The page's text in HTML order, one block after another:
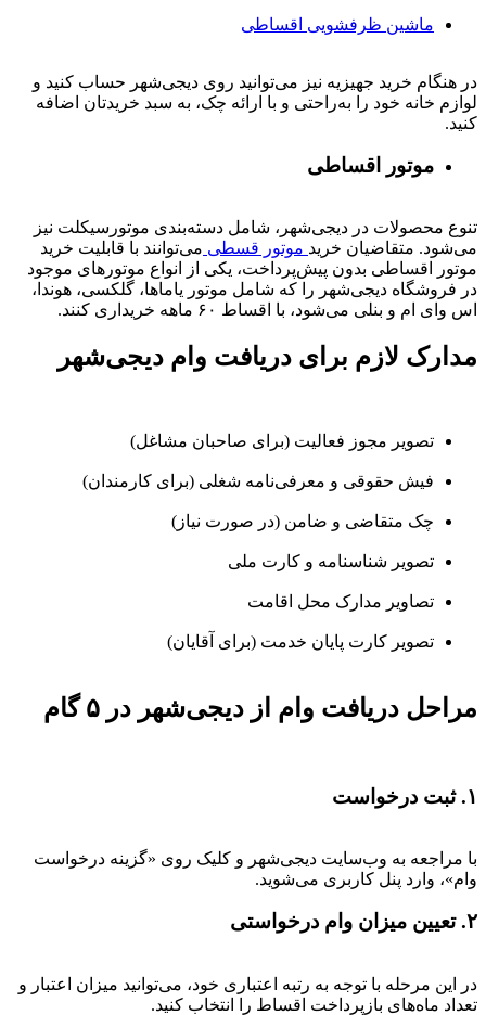
ماشین ظرفشویی اقساطی
در هنگام خرید جهیزیه نیز می‌توانید روی دیجی‌شهر حساب کنید و
لوازم خانه خود را به‌راحتی و با ارائه چک، به سبد خریدتان اضافه
کنید.
موتور اقساطی
تنوع محصولات در دیجی‌شهر، شامل دسته‌بندی موتورسیکلت نیز
می‌شود. متقاضیان خرید موتور قسطی می‌توانند با قابلیت خرید
موتور اقساطی بدون پیش‌پرداخت، یکی از انواع موتورهای موجود
در فروشگاه دیجی‌شهر را که شامل موتور یاماها، گلکسی، هوندا،
اس وای ام و بنلی می‌شود، با اقساط ۶۰ ماهه خریداری کنند.
مدارک لازم برای دریافت وام دیجی‌شهر
تصویر مجوز فعالیت (برای صاحبان مشاغل)
فیش حقوقی و معرفی‌نامه شغلی (برای کارمندان)
چک متقاضی و ضامن (در صورت نیاز)
تصویر شناسنامه و کارت ملی
تصاویر مدارک محل اقامت
تصویر کارت پایان خدمت (برای آقایان)
مراحل دریافت وام از دیجی‌شهر در ۵ گام
۱. ثبت درخواست
با مراجعه به وب‌سایت دیجی‌شهر و کلیک روی «گزینه درخواست
وام»، وارد پنل کاربری می‌شوید.
۲. تعیین میزان وام درخواستی
در این مرحله با توجه به رتبه اعتباری خود، می‌توانید میزان اعتبار و
تعداد ماه‌های بازپرداخت اقساط را انتخاب کنید.